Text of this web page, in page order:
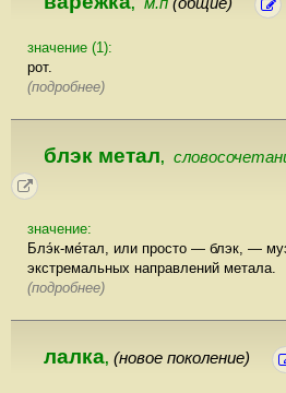
,
значение (1):
рот.
(подробнее)
блэк метал,
значение:
Блэ́к-ме́тал, или просто — блэк, —
экстремальных направлений метала.
(подробнее)
лалка, (новое поколение)